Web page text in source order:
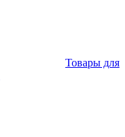
Товары для